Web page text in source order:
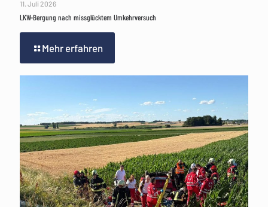
11. Juli 2026
LKW-Bergung nach missglücktem Umkehrversuch
Mehr erfahren